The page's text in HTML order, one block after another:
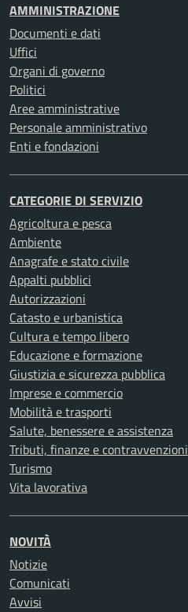
AMMINISTRAZIONE
Documenti e dati
Uffici
Organi di governo
Politici
Aree amministrative
Personale amministrativo
Enti e fondazioni
CATEGORIE DI SERVIZIO
Agricoltura e pesca
Ambiente
Anagrafe e stato civile
Appalti pubblici
Autorizzazioni
Catasto e urbanistica
Cultura e tempo libero
Educazione e formazione
Giustizia e sicurezza pubblica
Imprese e commercio
Mobilità e trasporti
Salute, benessere e assistenza
Tributi, finanze e contravvenzioni
Turismo
Vita lavorativa
NOVITÀ
Notizie
Comunicati
Avvisi